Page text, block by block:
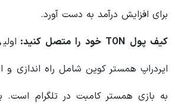
برای افزایش درآمد به دست آورد.
کیف پول TON خود را متصل کنید:
به بازی همستر کامبت در تلگرام است.